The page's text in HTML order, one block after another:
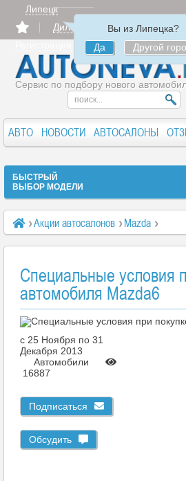
Липецк
Вы из Липецка?
Да
Другой
Дилерам Продать
Сервис по подбору нового
АВТО НОВОСТИ АВТОСАЛОНЫ
БЫСТРЫЙ
ВЫБОР МОДЕЛИ
Акции автосалонов
Mazda
Специальные условия при покупке
Специальные условия
автомобиля Mazda6
c 25 Ноября по 31
Декабря 2013
Автомобили
16887
Подписаться
Обсудить